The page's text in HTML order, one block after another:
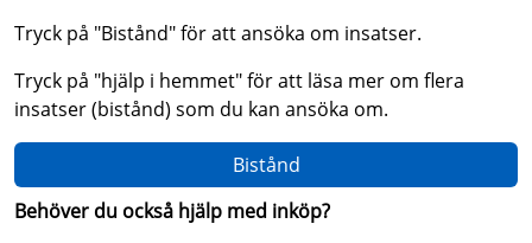
Tryck på "Bistånd" för att ansöka om insatser.
Tryck på "hjälp i hemmet" för att läsa mer om flera
insatser (bistånd) som du kan ansöka om.
Bistånd
Behöver du också hjälp med inköp?